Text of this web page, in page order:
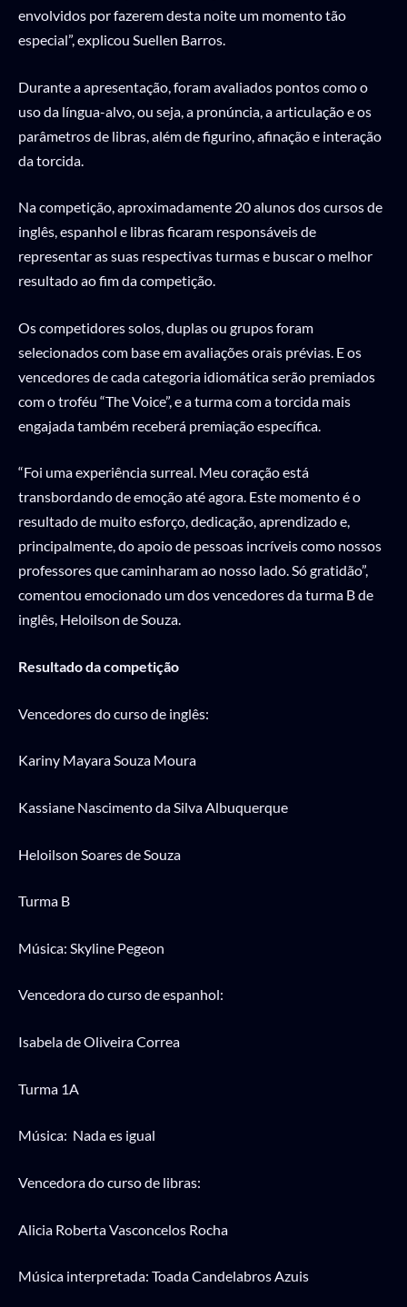
envolvidos por fazerem desta noite um momento tão
especial”, explicou Suellen Barros.
Durante a apresentação, foram avaliados pontos como o
uso da língua-alvo, ou seja, a pronúncia, a articulação e os
parâmetros de libras, além de figurino, afinação e interação
da torcida.
Na competição, aproximadamente 20 alunos dos cursos de
inglês, espanhol e libras ficaram responsáveis de
representar as suas respectivas turmas e buscar o melhor
resultado ao fim da competição.
Os competidores solos, duplas ou grupos foram
selecionados com base em avaliações orais prévias. E os
vencedores de cada categoria idiomática serão premiados
com o troféu “The Voice”, e a turma com a torcida mais
engajada também receberá premiação específica.
“Foi uma experiência surreal. Meu coração está
transbordando de emoção até agora. Este momento é o
resultado de muito esforço, dedicação, aprendizado e,
principalmente, do apoio de pessoas incríveis como nossos
professores que caminharam ao nosso lado. Só gratidão”,
comentou emocionado um dos vencedores da turma B de
inglês, Heloilson de Souza.
Resultado da competição
Vencedores do curso de inglês:
Kariny Mayara Souza Moura
Kassiane Nascimento da Silva Albuquerque
Heloilson Soares de Souza
Turma B
Música: Skyline Pegeon
Vencedora do curso de espanhol:
Isabela de Oliveira Correa
Turma 1A
Música: Nada es igual
Vencedora do curso de libras:
Alicia Roberta Vasconcelos Rocha
Música interpretada: Toada Candelabros Azuis